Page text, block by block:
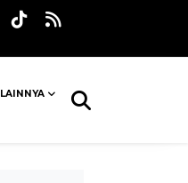
LAINNYA